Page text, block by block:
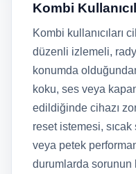
Kombi
Kombi kullanıcıları
düzenli izlemeli,
konumda
koku, ses veya
edildiğinde cihazı
reset istemesi,
veya petek
durumlarda sorunun